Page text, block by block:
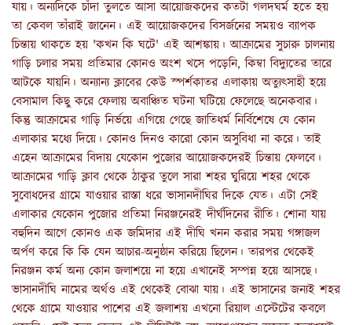
যায়। অন্যদিকে চাঁদা তুলতে আসা আয়োজকদের কতটা গলদঘর্ম হতে হয়
তা কেবল তাঁরাই জানেন। এই আয়োজকদের বিসর্জনের সময়ও ব্যাপক
চিন্তায় থাকতে হয় 'কখন কি ঘটে' এই আশঙ্কায়। আক্রামের সুচারু চালনায়
গাড়ি চলার সময় প্রতিমার কোনও অংশ খসে পড়েনি, কিম্বা বিদ্যুতের তারে
আটকে যায়নি। অন্যান্য ক্লাবের কেউ স্পর্শকাতর এলাকায় অত্যুৎসাহী হয়ে
বেসামাল কিছু করে ফেলায় অবাঞ্চিত ঘটনা ঘটিয়ে ফেলেছে অনেকবার।
কিন্তু আক্রামের গাড়ি নির্ভয়ে এগিয়ে গেছে জাতিধর্ম নির্বিশেষে যে কোন
এলাকার মধ্যে দিয়ে। কোনও দিনও কারো কোন অসুবিধা না করে। তাই
এহেন আক্রামের বিদায় যেকোন পুজোর আয়োজকদেরই চিন্তায় ফেলবে।
আক্রামের গাড়ি ক্লাব থেকে ঠাকুর তুলে সারা শহর ঘুরিয়ে শহর থেকে
সুবোধদের গ্রামে যাওয়ার রাস্তা ধরে ভাসানদীঘির দিকে যেত। এটা সেই
এলাকার যেকোন পুজোর প্রতিমা নিরঞ্জনেরই দীর্ঘদিনের রীতি। শোনা যায়
বহুদিন আগে কোনও এক জমিদার এই দীঘি খনন করার সময় গঙ্গাজল
অর্পণ করে কি কি যেন আচার-অনুষ্ঠান করিয়ে ছিলেন। তারপর থেকেই
নিরঞ্জন কর্ম অন্য কোন জলাশয়ে না হয়ে এখানেই সম্পন্ন হয়ে আসছে।
ভাসানদীঘি নামের অর্থও এই থেকেই বোঝা যায়। এই ভাসানের জন্যই শহর
থেকে গ্রামে যাওয়ার পাশের এই জলাশয় এখনো রিয়াল এস্টেটের কবলে